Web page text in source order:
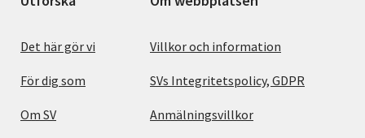
Det här gör vi
För dig som
Om SV
Villkor och information
SVs Integritetspolicy, GDPR
Anmälningsvillkor